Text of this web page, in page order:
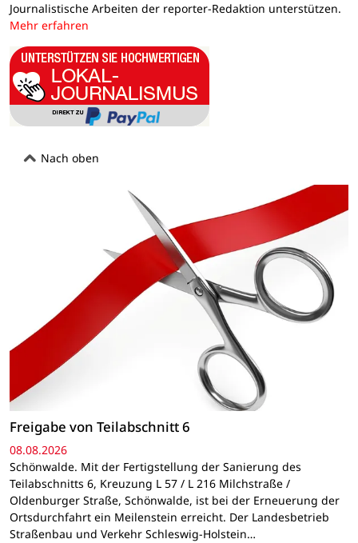
Journalistische Arbeiten der reporter-Redaktion unterstützen.
Mehr erfahren
Nach oben
Freigabe von Teilabschnitt 6
08.08.2026
Schönwalde. Mit der Fertigstellung der Sanierung des
Teilabschnitts 6, Kreuzung L 57 / L 216 Milchstraße /
Oldenburger Straße, Schönwalde, ist bei der Erneuerung der
Ortsdurchfahrt ein Meilenstein erreicht. Der Landesbetrieb
Straßenbau und Verkehr Schleswig-Holstein…